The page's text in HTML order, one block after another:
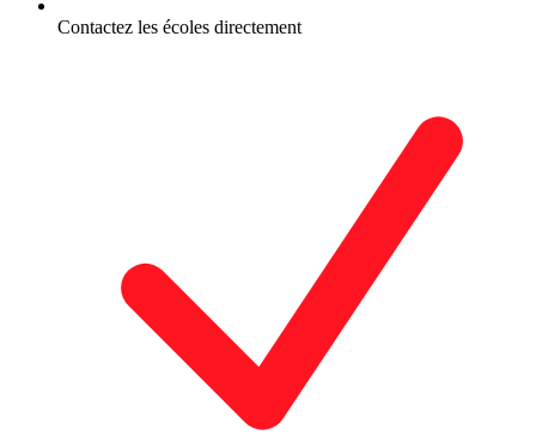
Contactez les écoles directement